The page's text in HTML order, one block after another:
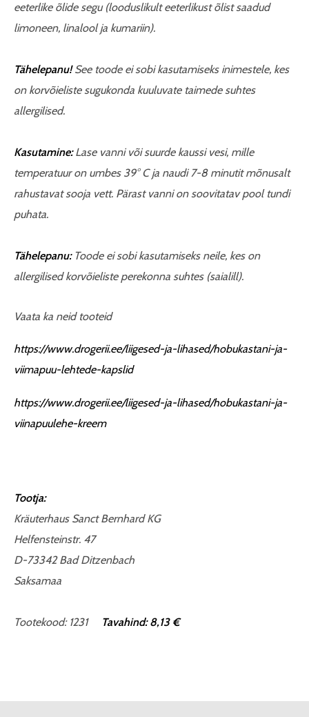
eeterlike õlide segu (looduslikult eeterlikust õlist saadud
limoneen, linaloolja kumariin).
Tähelepanu!See toode ei sobi kasutamiseks inimestele, kes
on korvõieliste sugukonda kuuluvate taimede suhtes
allergilised.
Kasutamine:Lase vanni või suurde kaussi vesi, mille
temperatuur on umbes 39° C ja naudi 7-8 minutit mõnusalt
rahustavat sooja vett. Pärast vanni on soovitatav pool tundi
puhata.
Tähelepanu: Toode ei sobi kasutamiseks neile, kes on
allergilised korvõieliste perekonna suhtes (saialill).
Vaata ka neid tooteid
https://www.drogerii.ee/liigesed-ja-lihased/hobukastani-ja-
viimapuu-lehtede-kapslid
https://www.drogerii.ee/liigesed-ja-lihased/hobukastani-ja-
viinapuulehe-kreem
Tootja:
Kräuterhaus Sanct Bernhard KG
Helfensteinstr. 47
D-73342 Bad Ditzenbach
Saksamaa
Tootekood: 1231 Tavahind: 8,13 €